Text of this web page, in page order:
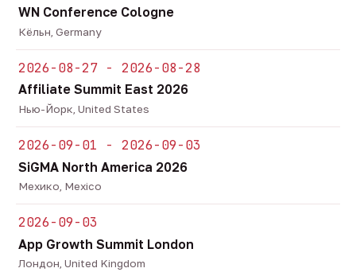
WN Conference Cologne
Кёльн, Germany
2026-08-27 - 2026-08-28
Affiliate Summit East 2026
Нью-Йорк, United States
2026-09-01 - 2026-09-03
SiGMA North America 2026
Мехико, Mexico
2026-09-03
App Growth Summit London
Лондон, United Kingdom